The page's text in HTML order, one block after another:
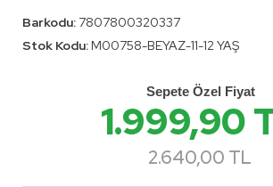
Barkodu: 7807800320337
Stok Kodu: M00758-BEYAZ-11-12 YAŞ
Sepete Özel Fiyat
1.999,90
2.640,00 TL